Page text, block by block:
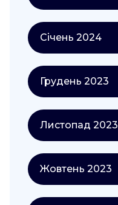
Січень 2024
Грудень 2023
Листопад 2023
Жовтень 2023